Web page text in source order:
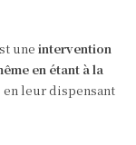
une intervention
en étant à la
en leur dispensant